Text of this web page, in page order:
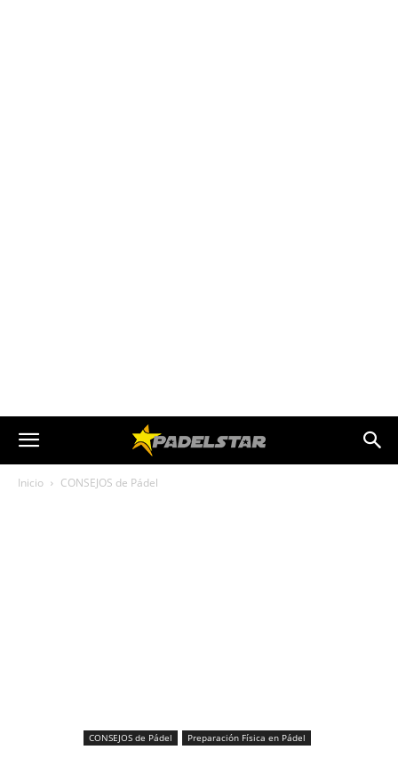
Inicio CONSEJOS de Pádel
CONSEJOS de Pádel Preparación Física en Pádel